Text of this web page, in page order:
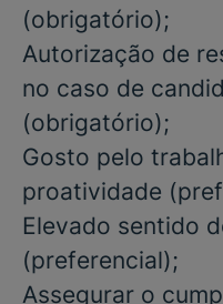
(obrigatório);
Autorização de
no caso de
(obrigatório);
Gosto pelo
proatividade
Elevado sentido
(preferencial);
Assegurar o